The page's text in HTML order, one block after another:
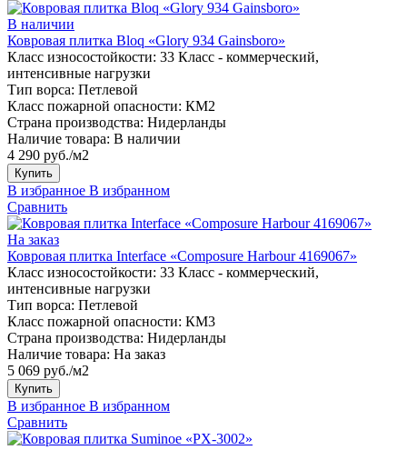
В наличии
Ковровая плитка Bloq «Glory 934 Gainsboro»
Класс износостойкости: 33 Класс - коммерческий,
интенсивные нагрузки
Тип ворса: Петлевой
Класс пожарной опасности: КМ2
Страна производства: Нидерланды
Наличие товара: В наличии
4 290 руб./м2
Купить
В избранное В избранном
Сравнить
На заказ
Ковровая плитка Interface «Composure Harbour 4169067»
Класс износостойкости: 33 Класс - коммерческий,
интенсивные нагрузки
Тип ворса: Петлевой
Класс пожарной опасности: КМ3
Страна производства: Нидерланды
Наличие товара: На заказ
5 069 руб./м2
Купить
В избранное В избранном
Сравнить